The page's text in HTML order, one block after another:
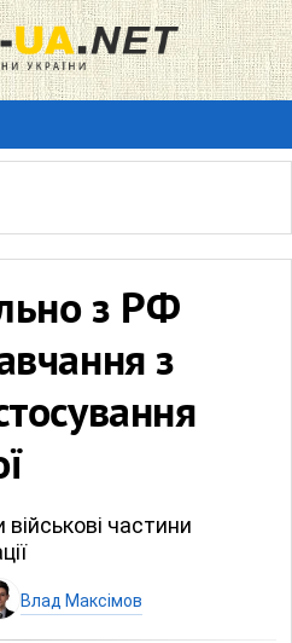
з РФ
з
частини
Влад Максімов